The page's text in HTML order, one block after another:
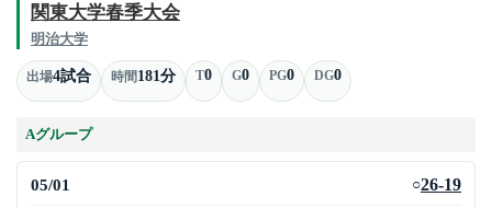
関東大学春季大会
明治大学
出場4試合 時間181分 T0 G0 PG0 DG0
Aグループ
05/01 ○26-19